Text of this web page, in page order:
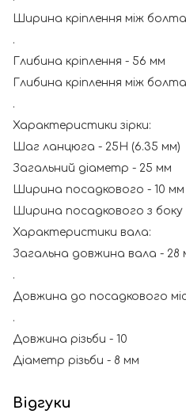
Ширина кріплення між
.
Глибина кріплення - 56 мм
Глибина кріплення між
.
Характеристики зірки:
Шаг ланцюга - 25H (6.35 мм)
Загальний діаметр - 25 мм
Ширина посадкового - 10 мм
Ширина посадкового з боку
Характеристики вала:
Загальна довжина вала - 28
.
Довжина до посадкового
.
Довжина різьби - 10
Діаметр різьби - 8 мм
Відгуки